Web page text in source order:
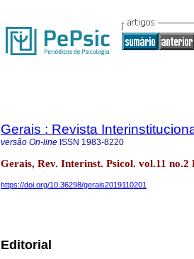
Gerais : Revista
versão On-line ISSN 1983-8220
Gerais, Rev. Interinst. Psicol. vol.11
https://doi.org/10.36298/gerais2019110201
Editorial